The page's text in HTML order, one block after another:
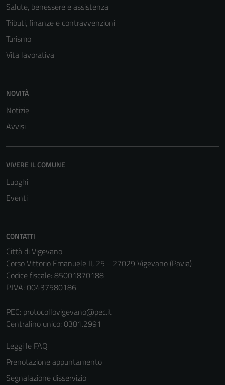
Salute, benessere e assistenza
Tributi, finanze e contravvenzioni
Turismo
Vita lavorativa
NOVITÀ
Notizie
Avvisi
VIVERE IL COMUNE
Luoghi
Eventi
CONTATTI
Città di Vigevano
Corso Vittorio Emanuele II, 25 - 27029 Vigevano (Pavia)
Codice fiscale: 85001870188
P.IVA: 00437580186
PEC: protocollovigevano@pec.it
Centralino unico: 0381.2991
Leggi le FAQ
Prenotazione appuntamento
Segnalazione disservizio
per il
essere